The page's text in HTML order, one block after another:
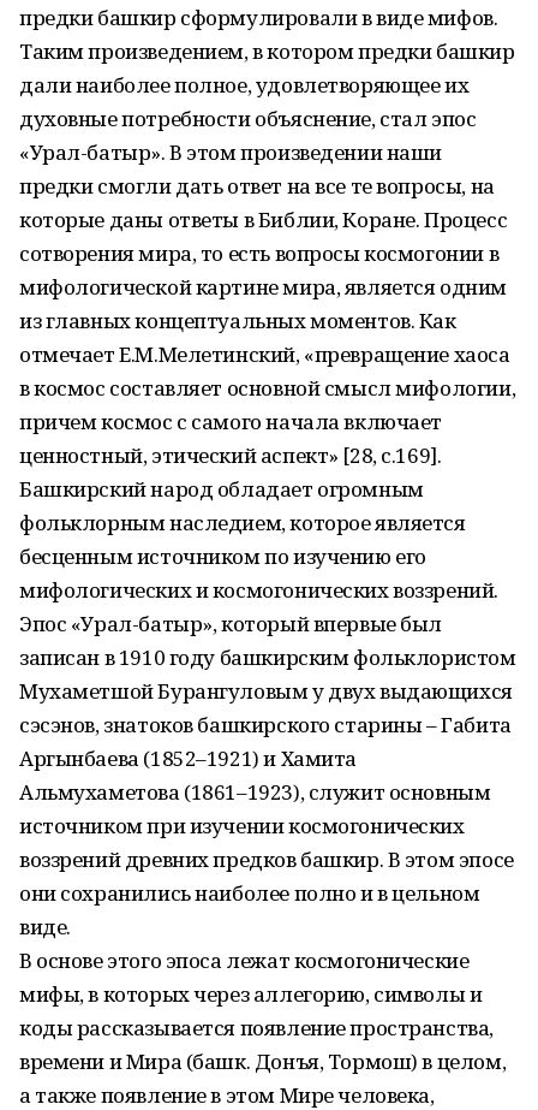
предки башкир сформулировали в виде мифов.
Таким произведением, в котором предки башкир
дали наиболее полное, удовлетворяющее их
духовные потребности объяснение, стал эпос
«Урал-батыр». В этом произведении наши
предки смогли дать ответ на все те вопросы, на
которые даны ответы в Библии, Коране. Процесс
сотворения мира, то есть вопросы космогонии в
мифологической картине мира, является одним
из главных концептуальных моментов. Как
отмечает Е.М.Мелетинский, «превращение хаоса
в космос составляет основной смысл мифологии,
причем космос с самого начала включает
ценностный, этический аспект» [28, с.169].
Башкирский народ обладает огромным
фольклорным наследием, которое является
бесценным источником по изучению его
мифологических и космогонических воззрений.
Эпос «Урал-батыр», который впервые был
записан в 1910 году башкирским фольклористом
Мухаметшой Бурангуловым у двух выдающихся
сэсэнов, знатоков башкирского старины – Габита
Аргынбаева (1852–1921) и Хамита
Альмухаметова (1861–1923), служит основным
источником при изучении космогонических
воззрений древних предков башкир. В этом эпосе
они сохранились наиболее полно и в цельном
виде.
В основе этого эпоса лежат космогонические
мифы, в которых через аллегорию, символы и
коды рассказывается появление пространства,
времени и Мира (башк. Донъя, Тормош) в целом,
а также появление в этом Мире человека,